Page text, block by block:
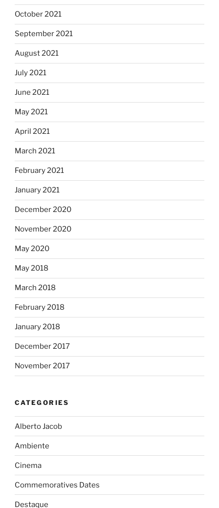
October 2021
September 2021
August 2021
July 2021
June 2021
May 2021
April 2021
March 2021
February 2021
January 2021
December 2020
November 2020
May 2020
May 2018
March 2018
February 2018
January 2018
December 2017
November 2017
CATEGORIES
Alberto Jacob
Ambiente
Cinema
Commemoratives Dates
Destaque